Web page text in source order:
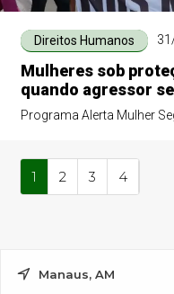
Direitos Humanos
Mulheres sob
quando agressor
Programa Alerta Mulher
1 2 3 4
Manaus, AM